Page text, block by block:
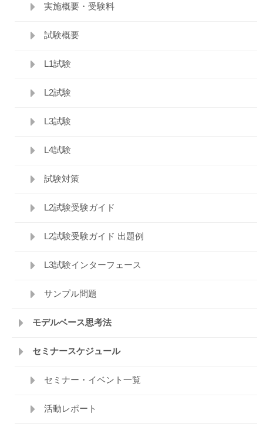
実施概要・受験料
試験概要
L1試験
L2試験
L3試験
L4試験
試験対策
L2試験受験ガイド
L2試験受験ガイド 出題例
L3試験インターフェース
サンプル問題
モデルベース思考法
セミナースケジュール
セミナー・イベント一覧
活動レポート